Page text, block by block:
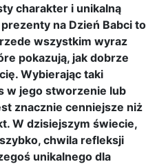
charakter i unikalną
na Dzień Babci to
wszystkim wyraz
pokazują, jak dobrze
Wybierając taki
w jego stworzenie lub
znacznie cenniejsze niż
W dzisiejszym świecie,
chwila refleksji
unikalnego dla